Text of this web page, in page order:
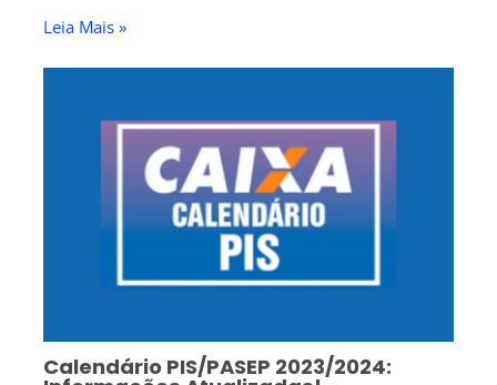
Leia Mais »
Calendário PIS/PASEP 2023/2024: